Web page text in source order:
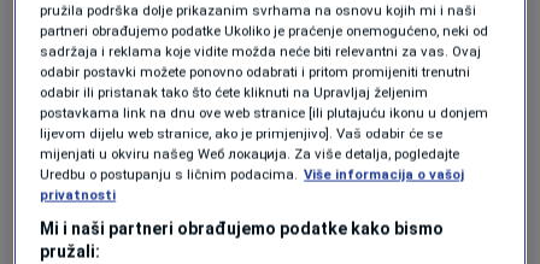
Mnogi pripadnici ovog znaka mogli bi da dobiju
povišicu, bonus ili dodatni izvor prihoda. Neki
će profitirati kroz nasljedstvo, povraćaj poreza
ili novac koji dolazi iz neočekivanog pravca.
Pored toga, biće okruženi ljudima spremnim da
im pruže podršku ili pomognu u realizaciji
važnih poslovnih planova.
pružila podrška dolje prikazanim svrhama na osnovu kojih mi i naši
partneri obrađujemo podatke Ukoliko je praćenje onemogućeno, neki od
sadržaja i reklama koje vidite možda neće biti relevantni za vas. Ovaj
odabir postavki možete ponovno odabrati i pritom promijeniti trenutni
odabir ili pristanak tako što ćete kliknuti na Upravljaj željenim
postavkama link na dnu ove web stranice [ili plutajuću ikonu u donjem
lijevom dijelu web stranice, ako je primjenjivo]. Vaš odabir će se
mijenjati u okviru našeg Wеб локација. Za više detalja, pogledajte
Uredbu o postupanju s ličnim podacima. Više informacija o vašoj
privatnosti
Mi i naši partneri obrađujemo podatke kako bismo
pružali: